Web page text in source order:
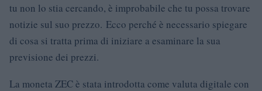
tu non lo stia cercando, è improbabile che tu possa trovare
notizie sul suo prezzo. Ecco perché è necessario spiegare
di cosa si tratta prima di iniziare a esaminare la sua
previsione dei prezzi.
La moneta ZEC è stata introdotta come valuta digitale con